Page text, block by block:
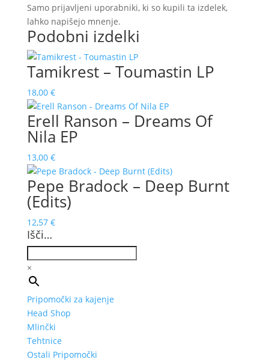
Samo prijavljeni uporabniki, ki so kupili ta izdelek,
lahko napišejo mnenje.
Podobni izdelki
Tamikrest – Toumastin LP
18,00 €
Erell Ranson – Dreams Of
Nila EP
13,00 €
Pepe Bradock – Deep Burnt
(Edits)
12,57 €
Išči…
×
Pripomočki za kajenje
Head Shop
Mlinčki
Tehtnice
Ostali Pripomočki